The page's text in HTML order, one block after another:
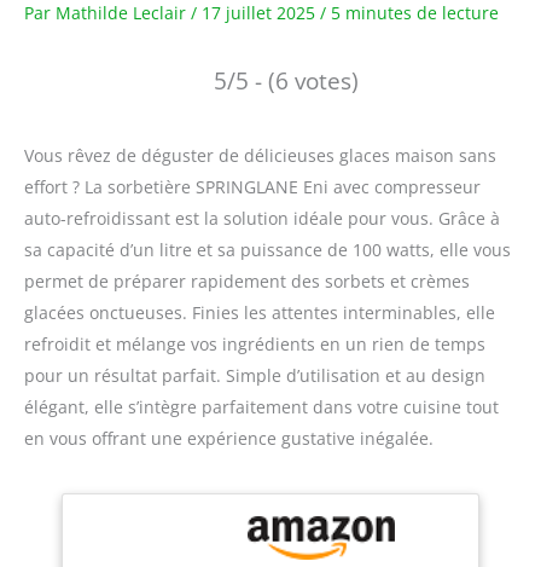
Par Mathilde Leclair / 17 juillet 2025 / 5 minutes de lecture
5/5 - (6 votes)
Vous rêvez de déguster de délicieuses glaces maison sans
effort ? La sorbetière SPRINGLANE Eni avec compresseur
auto-refroidissant est la solution idéale pour vous. Grâce à
sa capacité d’un litre et sa puissance de 100 watts, elle vous
permet de préparer rapidement des sorbets et crèmes
glacées onctueuses. Finies les attentes interminables, elle
refroidit et mélange vos ingrédients en un rien de temps
pour un résultat parfait. Simple d’utilisation et au design
élégant, elle s’intègre parfaitement dans votre cuisine tout
en vous offrant une expérience gustative inégalée.